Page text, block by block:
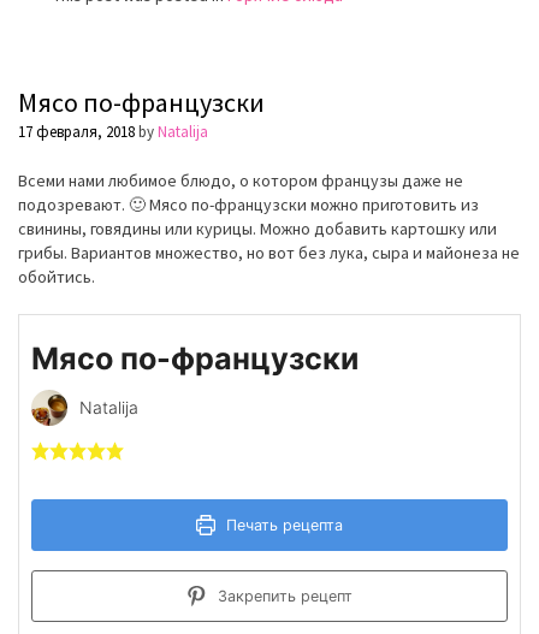
Мясо по-французски
17 февраля, 2018byNatalija
Всеми нами любимое блюдо, о котором французы даже не
подозревают. 🙂 Мясо по-французски можно приготовить из
свинины, говядины или курицы. Можно добавить картошку или
грибы. Вариантов множество, но вот без лука, сыра и майонеза не
обойтись.
Мясо по-французски
Natalija
Печать рецепта
Закрепить рецепт